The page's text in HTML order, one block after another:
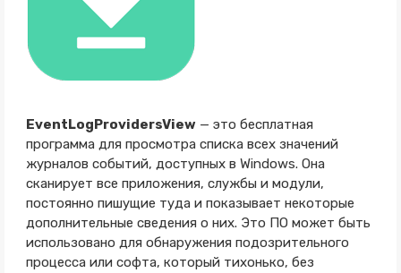
EventLogProvidersView — это бесплатная
программа для просмотра списка всех значений
журналов событий, доступных в Windows. Она
сканирует все приложения, службы и модули,
постоянно пишущие туда и показывает некоторые
дополнительные сведения о них. Это ПО может быть
использовано для обнаружения подозрительного
процесса или софта, который тихонько, без